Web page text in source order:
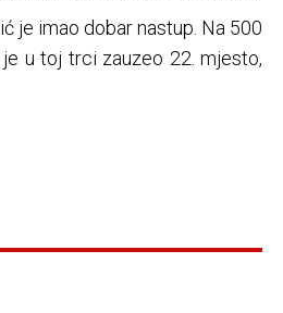
je imao dobar nastup. Na 500
u toj trci zauzeo 22. mjesto,